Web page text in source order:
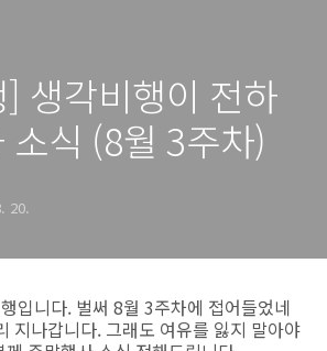
생각비행이 전하
소식 (8월 3주차)
20.
입니다. 벌써 8월 3주차에 접어들었네
지나갑니다. 그래도 여유를 잃지 말아야